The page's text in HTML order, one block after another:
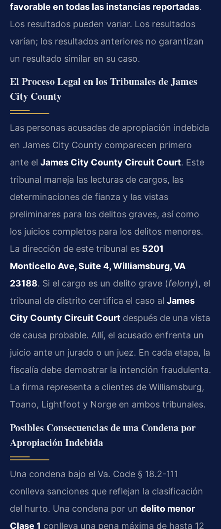
favorable en todas las instancias reportadas.
Los resultados pueden variar. Los resultados
varían; los resultados anteriores no garantizan
un resultado similar en su caso.
El Proceso Legal en los Tribunales de James
City County
Las personas acusadas de apropiación indebida
en James City County comparecen primero
ante el James City County Circuit Court. Este
tribunal maneja las lecturas de cargos, las
determinaciones de fianza y las vistas
preliminares para los delitos graves, así como
los juicios completos para los delitos menores.
La dirección de este tribunal es 5201
Monticello Ave, Suite 4, Williamsburg, VA
23188. Si el cargo es un delito grave (felony), el
tribunal de distrito certifica el caso al James
City County Circuit Court después de una vista
de causa probable. Allí, el acusado enfrenta un
juicio ante un jurado o un juez. En cada etapa, la
fiscalía debe demostrar la intención fraudulenta.
La firma representa a clientes de Williamsburg,
Toano, Lightfoot y Norge en ambos tribunales.
Posibles Consecuencias de una Condena por
Apropiación Indebida
Una condena bajo el Va. Code § 18.2-111
conlleva sanciones que reflejan la clasificación
del hurto. Una condena por un delito menor
Clase 1 conlleva una pena máxima de hasta 12